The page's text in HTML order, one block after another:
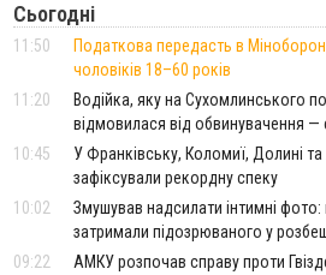
Сьогодні
11:50
Податкова передасть в
чоловіків 18–60 років
11:20
Водійка, яку на Сухомлинського
відмовилася від обвинувачення —
10:45
У Франківську, Коломиї, Долині
зафіксували рекордну спеку
10:02
Змушував надсилати інтимні фото:
затримали підозрюваного у
09:22
АМКУ розпочав справу проти